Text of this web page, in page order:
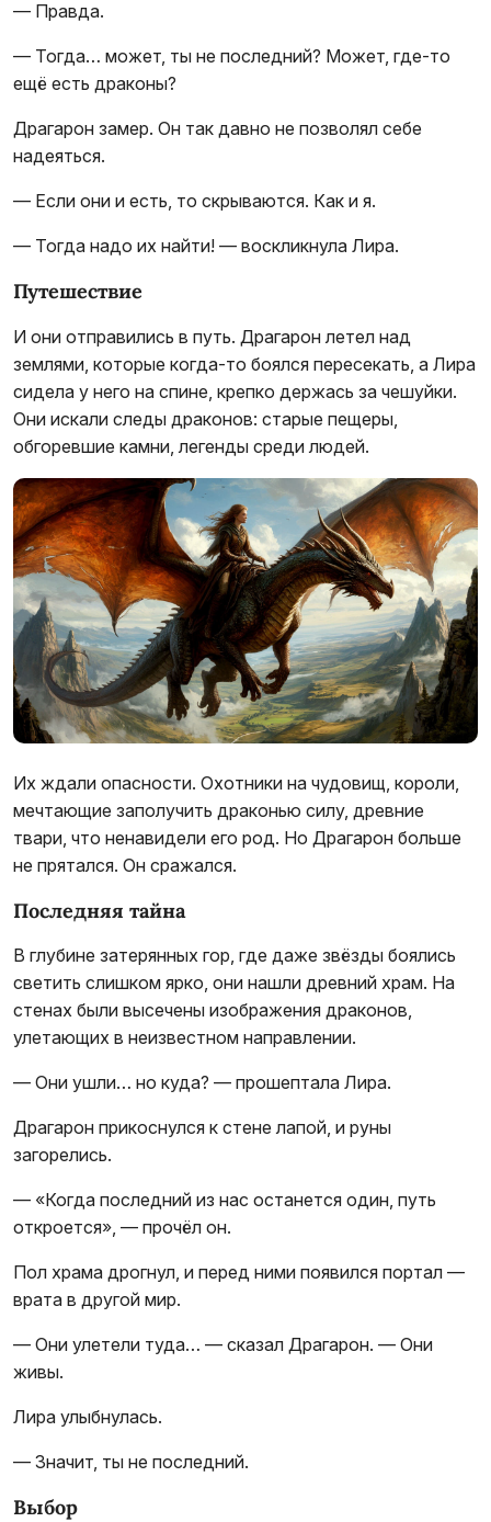
— Правда.
— Тогда… может, ты не последний? Может, где-то
ещё есть драконы?
Драгарон замер. Он так давно не позволял себе
надеяться.
— Если они и есть, то скрываются. Как и я.
— Тогда надо их найти! — воскликнула Лира.
Путешествие
И они отправились в путь. Драгарон летел над
землями, которые когда-то боялся пересекать, а Лира
сидела у него на спине, крепко держась за чешуйки.
Они искали следы драконов: старые пещеры,
обгоревшие камни, легенды среди людей.
Их ждали опасности. Охотники на чудовищ, короли,
мечтающие заполучить драконью силу, древние
твари, что ненавидели его род. Но Драгарон больше
не прятался. Он сражался.
Последняя тайна
В глубине затерянных гор, где даже звёзды боялись
светить слишком ярко, они нашли древний храм. На
стенах были высечены изображения драконов,
улетающих в неизвестном направлении.
— Они ушли… но куда? — прошептала Лира.
Драгарон прикоснулся к стене лапой, и руны
загорелись.
— «Когда последний из нас останется один, путь
откроется», — прочёл он.
Пол храма дрогнул, и перед ними появился портал —
врата в другой мир.
— Они улетели туда… — сказал Драгарон. — Они
живы.
Лира улыбнулась.
— Значит, ты не последний.
Выбор